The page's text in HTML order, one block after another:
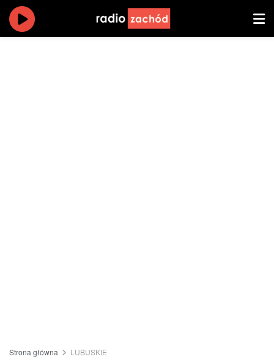
Strona główna LUBUSKIE